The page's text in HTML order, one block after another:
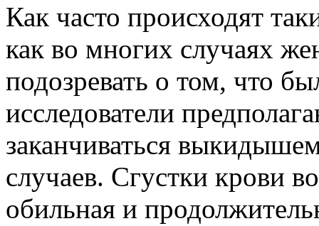
Как часто происходят
как во многих случаях
подозревать о том, что
исследователи
заканчиваться
случаев. Сгустки крови
обильная и